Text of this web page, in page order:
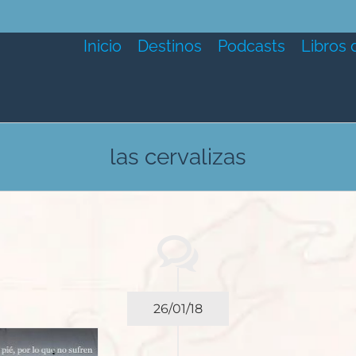
Inicio Destinos Podcasts Libros
las cervalizas
26/01/18